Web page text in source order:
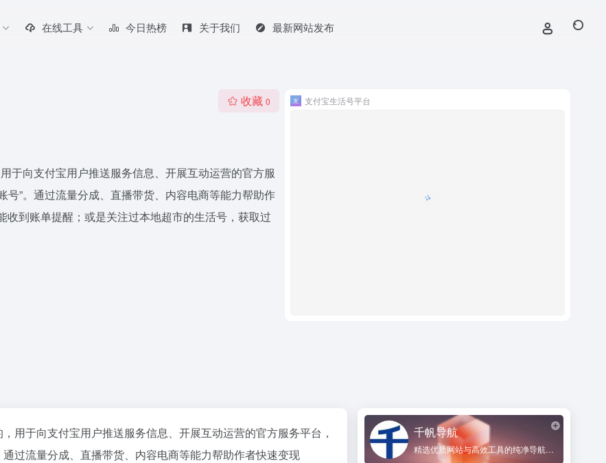
在线工具 今日热榜 关于我们 最新网站发布
收藏 0
于向支付宝用户推送服务信息、开展互动运营的官方服
”。通过流量分成、直播带货、内容电商等能力帮助作
到账单提醒；或是关注过本地超市的生活号，获取过
支付宝生活号平台
用于向支付宝用户推送服务信息、开展互动运营的官方服务平台，
过流量分成、直播带货、内容电商等能力帮助作者快速变现
千帆导航
精选优质网站与高效工具的纯净导航平台